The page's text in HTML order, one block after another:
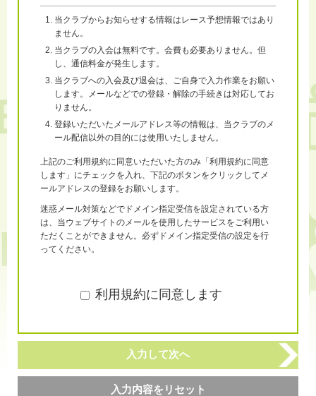
当クラブからお知らせする情報はレース予想情報ではあり
ません。
当クラブの入会は無料です。会費も必要ありません。但
し、通信料金が発生します。
当クラブへの入会及び退会は、ご自身で入力作業をお願い
します。メールなどでの登録・解除の手続きは対応してお
りません。
登録いただいたメールアドレス等の情報は、当クラブのメ
ール配信以外の目的には使用いたしません。
上記のご利用規約に同意いただいた方のみ「利用規約に同意
します」にチェックを入れ、下記のボタンをクリックしてメ
ールアドレスの登録をお願いします。
迷惑メール対策などでドメイン指定受信を設定されている方
は、当ウェブサイトのメールを使用したサービスをご利用い
ただくことができません。必ずドメイン指定受信の設定を行
ってください。
利用規約に同意します